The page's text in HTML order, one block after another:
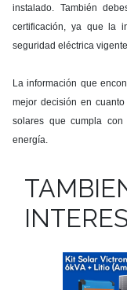
instalado. También
certificación, ya que la
seguridad eléctrica
La información que
mejor decisión en
solares que cumpla
energía.